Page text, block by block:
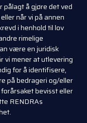
pålagt å gjøre det ved
når vi på annen
i henhold til lov
rimelige
være en juridisk
vi mener at utlevering
for å identifisere,
på bedrageri og/eller
bevisst eller
RENDRAs